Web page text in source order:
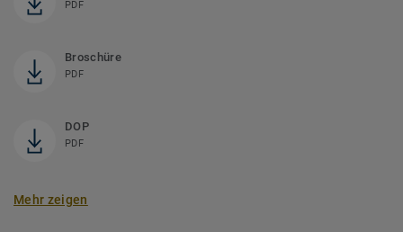
PDF
Broschüre
PDF
DOP
PDF
Mehr zeigen